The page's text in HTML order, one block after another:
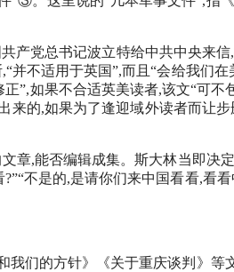
产党总书记波立特给中共中央来
不适用于英国”,而且“会给我们
”,如果不合适英美读者,该文“可不
的,如果为了逢迎域外读者而让
章,能否编辑成集。斯大林当即决
不是的,是请你们来中国看看,看
们的方针》《关于重庆谈判》等